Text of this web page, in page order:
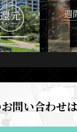
問い合わせ